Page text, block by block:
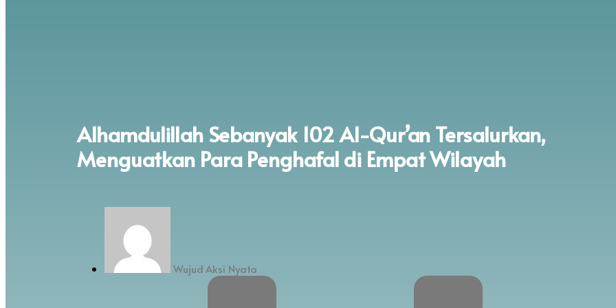
Alhamdulillah Sebanyak 102 Al-Qur’an Tersalurkan,
Menguatkan Para Penghafal di Empat Wilayah
Wujud Aksi Nyata